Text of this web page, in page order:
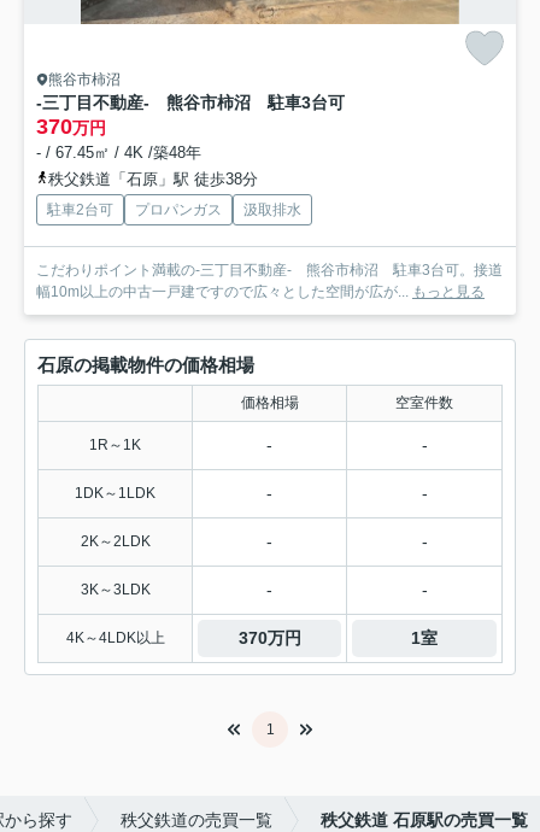
熊谷市柿沼
-三丁目不動産- 熊谷市柿沼 駐車3台可
370万円
- / 67.45㎡ / 4K /築48年
秩父鉄道「石原」駅 徒歩38分
駐車2台可 プロパンガス 汲取排水
こだわりポイント満載の-三丁目不動産- 熊谷市柿沼 駐車3台可。接道
幅10m以上の中古一戸建ですので広々とした空間が広が... もっと見る
石原の掲載物件の価格相場
価格相場 空室件数
1R～1K - -
1DK～1LDK - -
2K～2LDK - -
3K～3LDK - -
4K～4LDK以上 370万円 1室
1
ら探す 秩父鉄道の売買一覧 秩父鉄道 石原駅の売買一覧